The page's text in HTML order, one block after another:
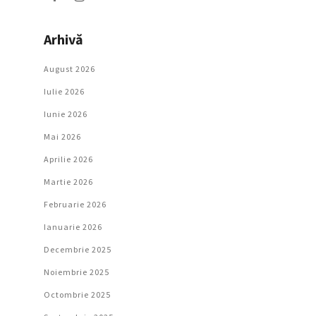
Arhivă
August 2026
Iulie 2026
Iunie 2026
Mai 2026
Aprilie 2026
Martie 2026
Februarie 2026
Ianuarie 2026
Decembrie 2025
Noiembrie 2025
Octombrie 2025